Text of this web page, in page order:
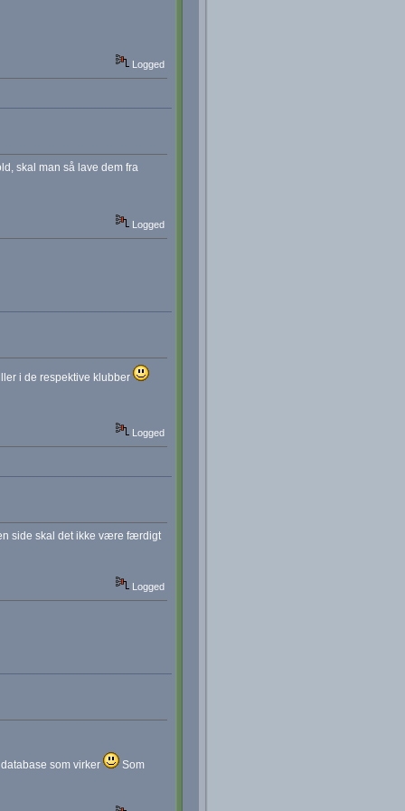
Logged
skal man så lave dem fra
Logged
i de respektive klubber
Logged
side skal det ikke være færdigt
Logged
som virker
Som